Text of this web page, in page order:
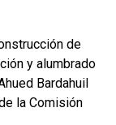
de
y alumbrado
Bardahuil
la Comisión